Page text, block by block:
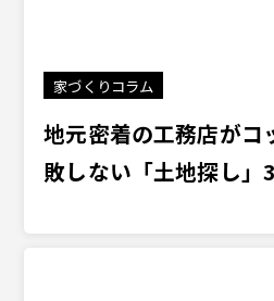
家づくりコラム
地元密着の工務店がコ
敗しない「土地探し」